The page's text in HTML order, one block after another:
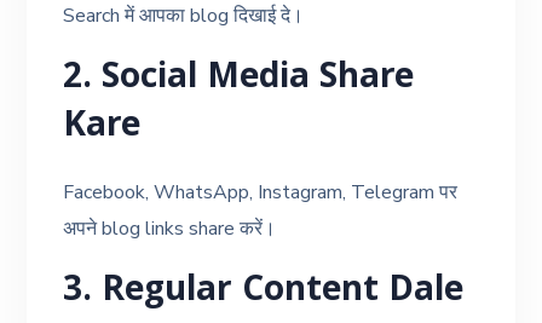
Search में आपका blog दिखाई दे।
2. Social Media Share
Kare
Facebook, WhatsApp, Instagram, Telegram पर
अपने blog links share करें।
3. Regular Content Dale